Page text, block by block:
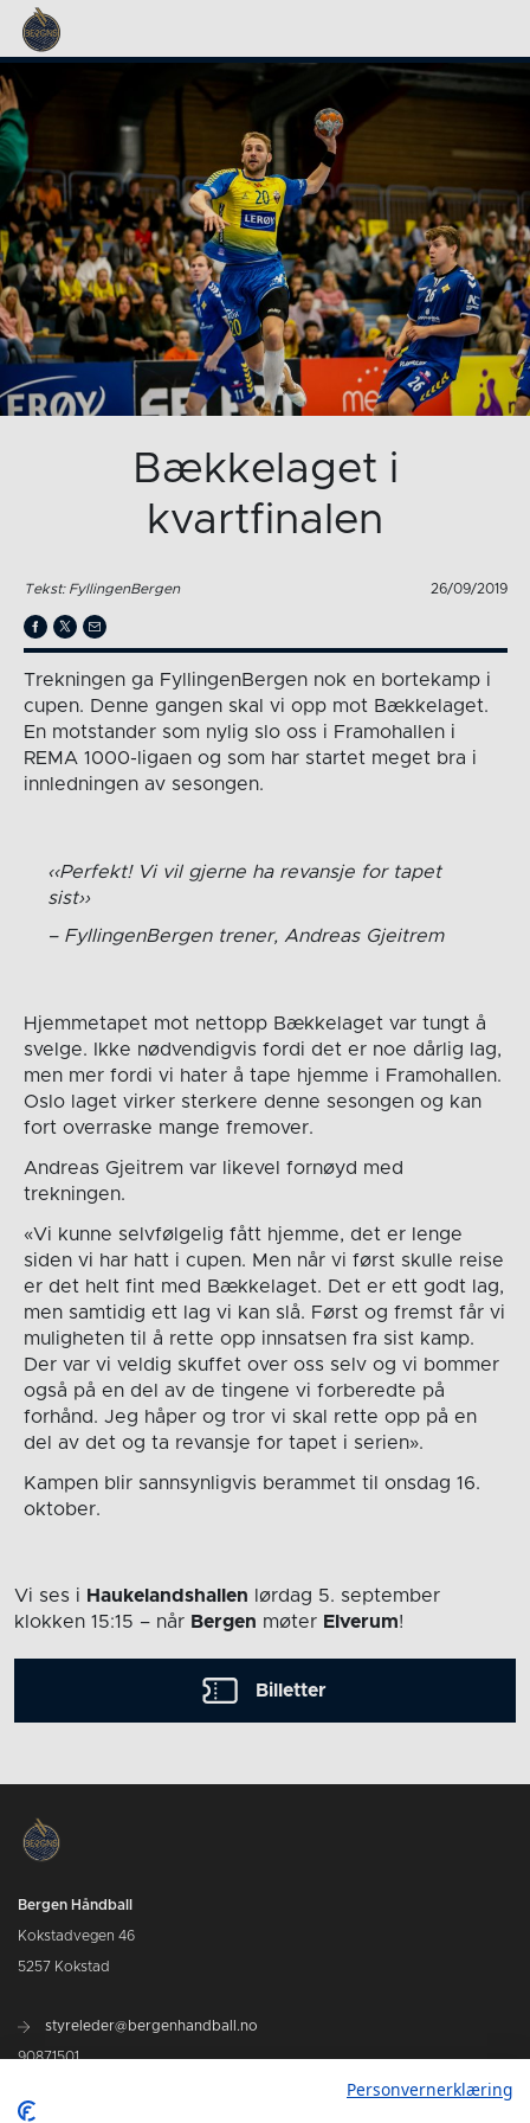
Bækkelaget i
kvartfinalen
Tekst: FyllingenBergen 26/09/2019
Trekningen ga FyllingenBergen nok en bortekamp i
cupen. Denne gangen skal vi opp mot Bækkelaget.
En motstander som nylig slo oss i Framohallen i
REMA 1000-ligaen og som har startet meget bra i
innledningen av sesongen.
Perfekt! Vi vil gjerne ha revansje for tapet
sist
FyllingenBergen trener, Andreas Gjeitrem
Hjemmetapet mot nettopp Bækkelaget var tungt å
svelge. Ikke nødvendigvis fordi det er noe dårlig lag,
men mer fordi vi hater å tape hjemme i Framohallen.
Oslo laget virker sterkere denne sesongen og kan
fort overraske mange fremover.
Andreas Gjeitrem var likevel fornøyd med
trekningen.
«Vi kunne selvfølgelig fått hjemme, det er lenge
siden vi har hatt i cupen. Men når vi først skulle reise
er det helt fint med Bækkelaget. Det er ett godt lag,
men samtidig ett lag vi kan slå. Først og fremst får vi
muligheten til å rette opp innsatsen fra sist kamp.
Der var vi veldig skuffet over oss selv og vi bommer
også på en del av de tingene vi forberedte på
forhånd. Jeg håper og tror vi skal rette opp på en
del av det og ta revansje for tapet i serien».
Kampen blir sannsynligvis berammet til onsdag 16.
oktober.
Vi ses i Haukelandshallen lørdag 5. september
klokken 15:15 – når Bergen møter Elverum!
Billetter
Bergen Håndball
Kokstadvegen 46
5257 Kokstad
styreleder@bergenhandball.no
90871501
Personvernerklæring